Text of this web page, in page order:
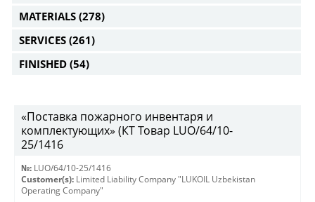
MATERIALS (278)
SERVICES (261)
FINISHED (54)
«Поставка пожарного инвентаря и
комплектующих» (КТ Товар LUO/64/10-
25/1416
№: LUO/64/10-25/1416
Customer(s): Limited Liability Company "LUKOIL Uzbekistan
Operating Company"